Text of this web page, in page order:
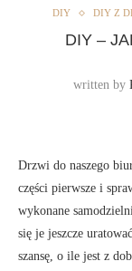
DIY DIY Z
DIY –
written by
Drzwi do naszego
części pierwsze i
wykonane
się je jeszcze
szansę, o ile jest z